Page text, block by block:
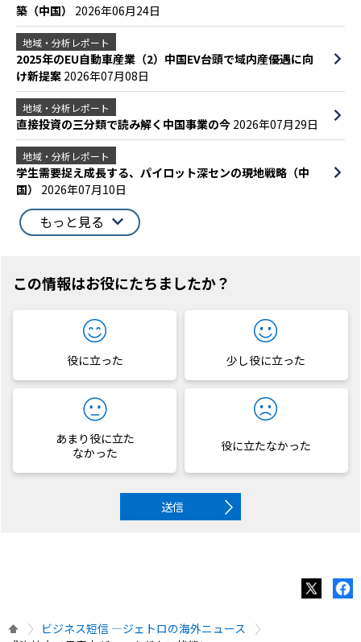
築（中国） 2026年06月24日
地域・分析レポート
2025年のEU自動車産業（2）中国EV台頭で域内産優遇に向
け新提案 2026年07月08日
地域・分析レポート
直接投資の三分類で読み解く中国事業の今 2026年07月29日
地域・分析レポート
学生需要捉え成長する、パイロット深センの現地戦略（中
国） 2026年07月10日
もっと見る
この情報はお役にたちましたか？
役に立った 少し役に立った
あまり役に立た
なかった
役に立たなかった
送信
ビジネス短信 ―ジェトロの海外ニュース